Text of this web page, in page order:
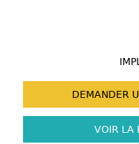
DEMANDER
VOIR LA